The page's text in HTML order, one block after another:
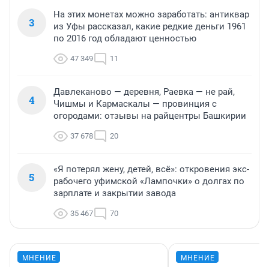
3
На этих монетах можно заработать: антиквар
из Уфы рассказал, какие редкие деньги 1961
по 2016 год обладают ценностью
47 349 11
4
Давлеканово — деревня, Раевка — не рай,
Чишмы и Кармаскалы — провинция с
огородами: отзывы на райцентры Башкирии
37 678 20
5
«Я потерял жену, детей, всё»: откровения экс-
рабочего уфимской «Лампочки» о долгах по
зарплате и закрытии завода
35 467 70
МНЕНИЕ МНЕНИЕ